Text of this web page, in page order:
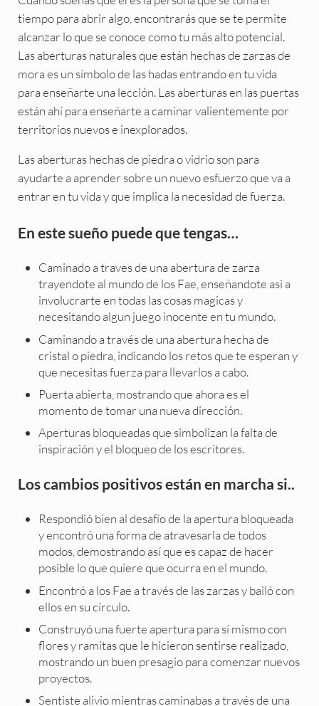
tiempo para abrir algo, encontrarás que se te permite
alcanzar lo que se conoce como tu más alto potencial.
Las aberturas naturales que están hechas de zarzas de
mora es un símbolo de las hadas entrando en tu vida
para enseñarte una lección. Las aberturas en las puertas
están ahí para enseñarte a caminar valientemente por
territorios nuevos e inexplorados.
Las aberturas hechas de piedra o vidrio son para
ayudarte a aprender sobre un nuevo esfuerzo que va a
entrar en tu vida y que implica la necesidad de fuerza.
En este sueño puede que tengas…
Caminado a traves de una abertura de zarza
trayendote al mundo de los Fae, enseñandote asi a
involucrarte en todas las cosas magicas y
necesitando algun juego inocente en tu mundo.
Caminando a través de una abertura hecha de
cristal o piedra, indicando los retos que te esperan y
que necesitas fuerza para llevarlos a cabo.
Puerta abierta, mostrando que ahora es el
momento de tomar una nueva dirección.
Aperturas bloqueadas que simbolizan la falta de
inspiración y el bloqueo de los escritores.
Los cambios positivos están en marcha si..
Respondió bien al desafío de la apertura bloqueada
y encontró una forma de atravesarla de todos
modos, demostrando así que es capaz de hacer
posible lo que quiere que ocurra en el mundo.
Encontró a los Fae a través de las zarzas y bailó con
ellos en su círculo.
Construyó una fuerte apertura para sí mismo con
flores y ramitas que le hicieron sentirse realizado,
mostrando un buen presagio para comenzar nuevos
proyectos.
Sentiste alivio mientras caminabas a través de una